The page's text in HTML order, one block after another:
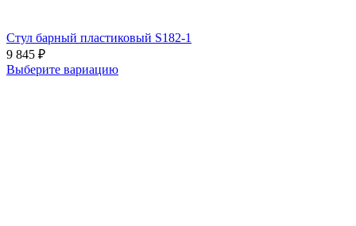
Стул барный пластиковый S182-1
9 845 ₽
Выберите вариацию